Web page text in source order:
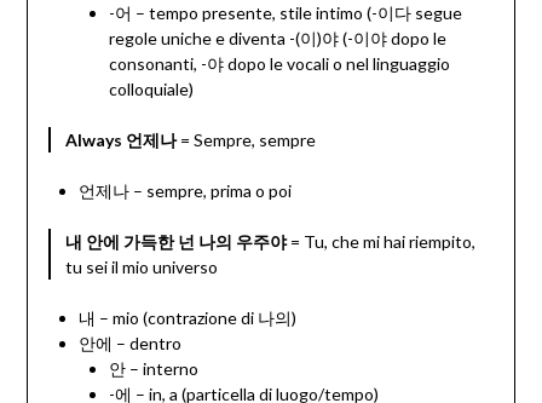
-어 – tempo presente, stile intimo (-이다 segue
regole uniche e diventa -(이)야 (-이야 dopo le
consonanti, -야 dopo le vocali o nel linguaggio
colloquiale)
Always 언제나= Sempre, sempre
언제나 – sempre, prima o poi
내 안에 가득한 넌 나의 우주야= Tu, che mi hai riempito,
tu sei il mio universo
내 – mio (contrazione di 나의)
안에 – dentro
안 – interno
-에 – in, a (particella di luogo/tempo)